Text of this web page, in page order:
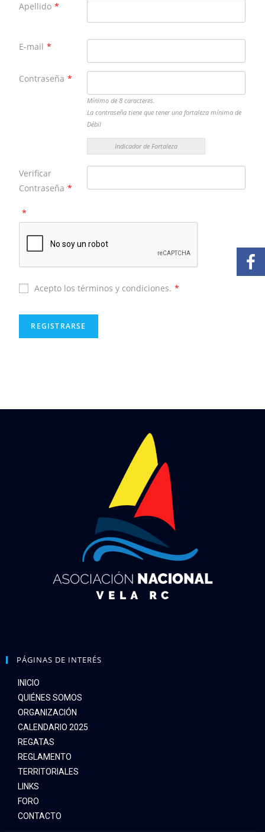
Apellido *
E-mail *
Contraseña *
Mínimo de 8 caracteres.
La contraseña tiene que tener una fortaleza mínima de
Débil
Indicador de Fortaleza
Verificar
Contraseña *
*
Acepto los términos y condiciones. *
PÁGINAS DE INTERÉS
INICIO
QUIÉNES SOMOS
ORGANIZACIÓN
CALENDARIO 2025
REGATAS
REGLAMENTO
TERRITORIALES
LINKS
FORO
CONTACTO